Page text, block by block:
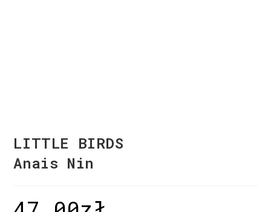
LITTLE BIRDS
Anais Nin